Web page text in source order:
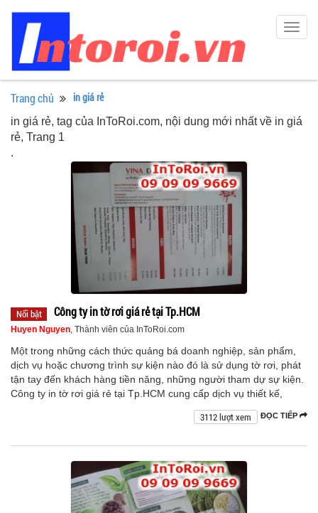
Trang chủ in giá rẻ
in giá rẻ, tag của InToRoi.com, nội dung mới nhất về in giá
rẻ, Trang 1
.
Nổi bật Công ty in tờ rơi giá rẻ tại Tp.HCM
Huyen Nguyen , Thành viên của InToRoi.com
Một trong những cách thức quảng bá doanh nghiệp, sản phẩm,
dịch vụ hoặc chương trình sự kiện nào đó là sử dụng tờ rơi, phát
tận tay đến khách hàng tiền năng, những người tham dự sự kiện.
Công ty in tờ rơi giá rẻ tại Tp.HCM cung cấp dịch vụ thiết kế,
ĐỌC TIẾP
3112 lượt xem